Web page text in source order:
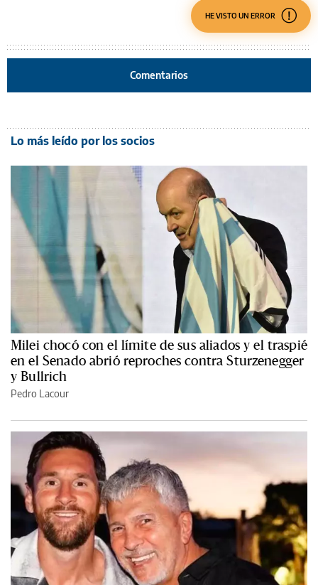
HE VISTO UN ERROR
Comentarios
Lo más leído por los socios
Milei chocó con el límite de sus aliados y el traspié
en el Senado abrió reproches contra Sturzenegger
y Bullrich
Pedro Lacour